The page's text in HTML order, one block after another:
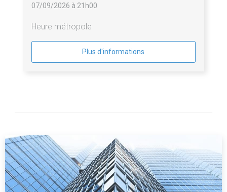
07/09/2026 à 21h00
Heure métropole
Plus d'informations